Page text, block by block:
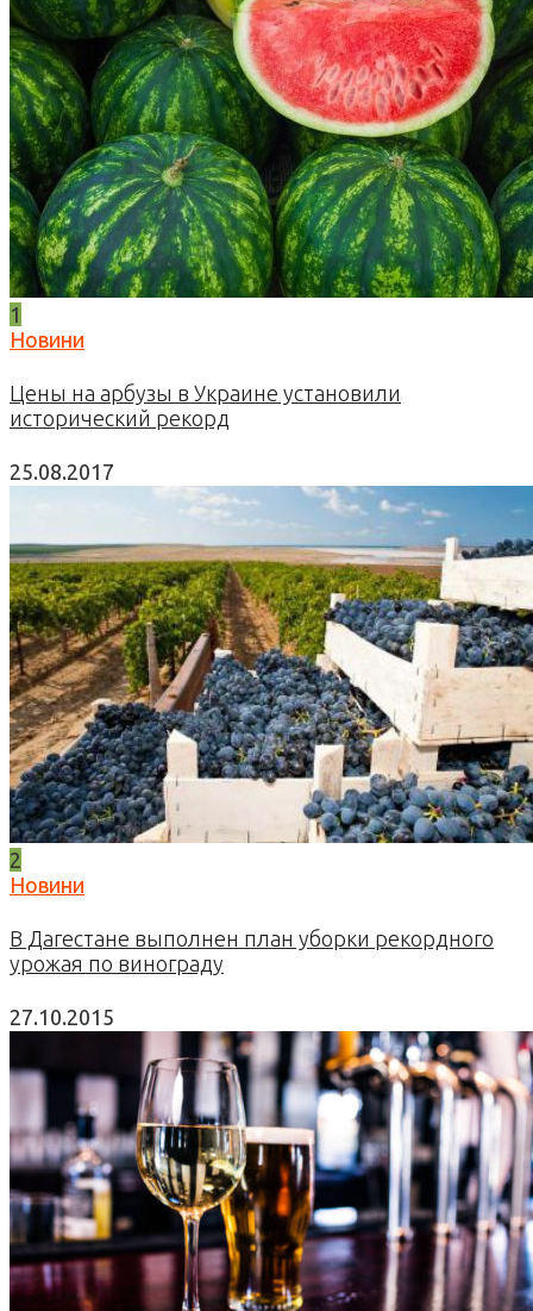
1
Новини
Цены на арбузы в Украине установили
исторический рекорд
25.08.2017
2
Новини
В Дагестане выполнен план уборки рекордного
урожая по винограду
27.10.2015